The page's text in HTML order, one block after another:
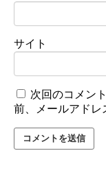
サイト
次回のコメン
前、メールアドレ